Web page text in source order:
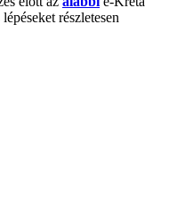
részletesen